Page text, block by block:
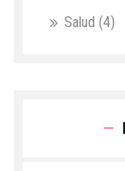
Salud (4)